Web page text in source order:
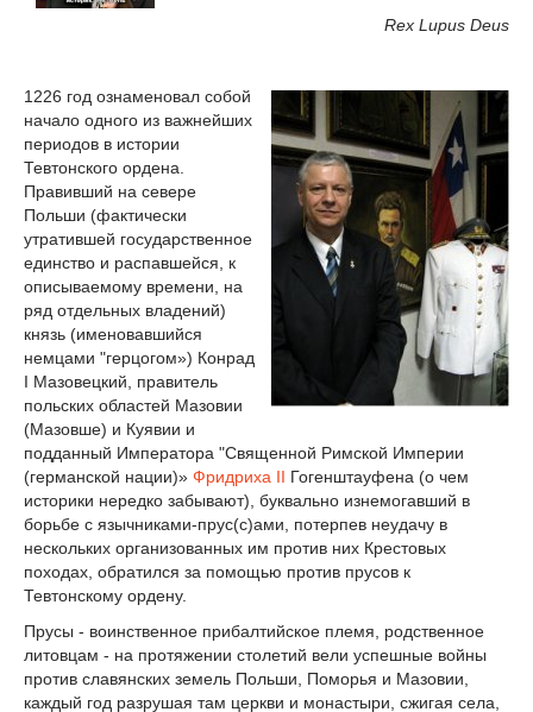
Rex Lupus Deus
1226 год ознаменовал собой
начало одного из важнейших
периодов в истории
Тевтонского ордена.
Правивший на севере
Польши (фактически
утратившей государственное
единство и распавшейся, к
описываемому времени, на
ряд отдельных владений)
князь (именовавшийся
немцами "герцогом») Конрад
I Мазовецкий, правитель
польских областей Мазовии
(Мазовше) и Куявии и
подданный Императора "Священной Римской Империи
(германской нации)» Фридриха II Гогенштауфена (о чем
историки нередко забывают), буквально изнемогавший в
борьбе с язычниками-прус(с)ами, потерпев неудачу в
нескольких организованных им против них Крестовых
походах, обратился за помощью против прусов к
Тевтонскому ордену.
Прусы - воинственное прибалтийское племя, родственное
литовцам - на протяжении cтолетий вели успешные войны
против славянских земель Польши, Поморья и Мазовии,
каждый год разрушая там церкви и монастыри, сжигая села,